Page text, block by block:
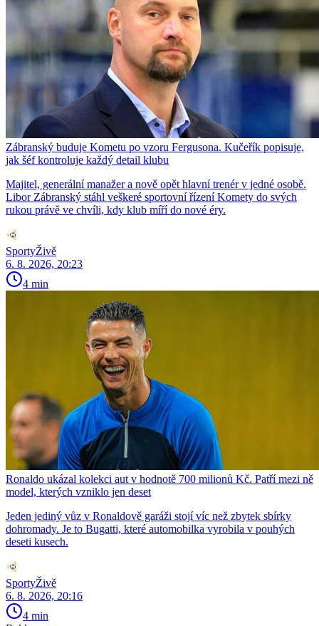
Zábranský buduje Kometu po vzoru Fergusona. Kučeřík popisuje,
jak šéf kontroluje každý detail klubu
Majitel, generální manažer a nově opět hlavní trenér v jedné osobě.
Libor Zábranský stáhl veškeré sportovní řízení Komety do svých
rukou právě ve chvíli, kdy klub míří do nové éry.
SportyŽivě
6. 8. 2026, 20:23
4 min
Ronaldo ukázal kolekci aut v hodnotě 700 milionů Kč. Patří mezi ně
model, kterých vzniklo jen deset
Jeden jediný vůz v Ronaldově garáži stojí víc než zbytek sbírky
dohromady. Je to Bugatti, které automobilka vyrobila v pouhých
deseti kusech.
SportyŽivě
6. 8. 2026, 20:16
4 min